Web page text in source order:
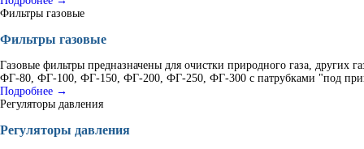
Фильтры газовые
Фильтры газовые
Газовые фильтры предназначены для очистки природного газа, других
ФГ-80, ФГ-100, ФГ-150, ФГ-200, ФГ-250, ФГ-300 с патрубками "под
Подробнее →
Регуляторы давления
Регуляторы давления